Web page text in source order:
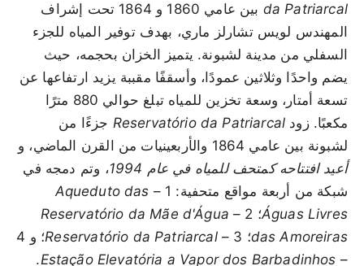
da Patriarcal
بين عامي 1860 و 1864 تحت إشراف
المهندس لويس تشارلز ماري، بهدف توفير المياه للجزء
السفلي من مدينة لشبونة. يتميز الخزان بحجمه، حيث
يضم واحدًا وثلاثين عمودًا، وأسقفًا مقببة يزيد ارتفاعها عن
تسعة أمتار، وسعة تخزين للمياه تبلغ حوالي 880 مترًا
مكعبًا. زود Reservatório da Patriarcal جزءًا من
لشبونة بين عامي 1864 والأربعينيات من القرن الماضي، و
أعيد افتتاحه كمتحف للمياه في عام 1994
، وتم دمجه في
شبكة من أربعة مواقع متحفية: 1 –
Aqueduto das
Águas Livres؛ 2 –
Reservatório da Mãe d'Água
das Amoreiras؛ 3 – Reservatório da Patriarcal
؛ و 4
–
Estação Elevatória a Vapor dos Barbadinhos
.